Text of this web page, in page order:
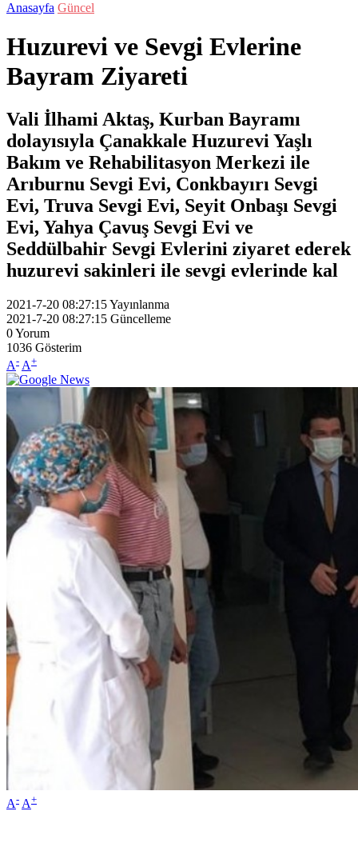
Anasayfa Güncel
Huzurevi ve Sevgi Evlerine
Bayram Ziyareti
Vali İlhami Aktaş, Kurban Bayramı
dolayısıyla Çanakkale Huzurevi Yaşlı
Bakım ve Rehabilitasyon Merkezi ile
Arıburnu Sevgi Evi, Conkbayırı Sevgi
Evi, Truva Sevgi Evi, Seyit Onbaşı Sevgi
Evi, Yahya Çavuş Sevgi Evi ve
Seddülbahir Sevgi Evlerini ziyaret ederek
huzurevi sakinleri ile sevgi evlerinde kal
2021-7-20 08:27:15Yayınlanma
2021-7-20 08:27:15 Güncelleme
0Yorum
1036 Gösterim
A- A+
A- A+